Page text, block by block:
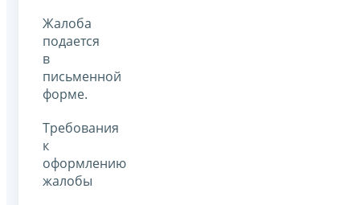
Жалоба
подается
в
письменной
форме.
Требования
к
оформлению
жалобы